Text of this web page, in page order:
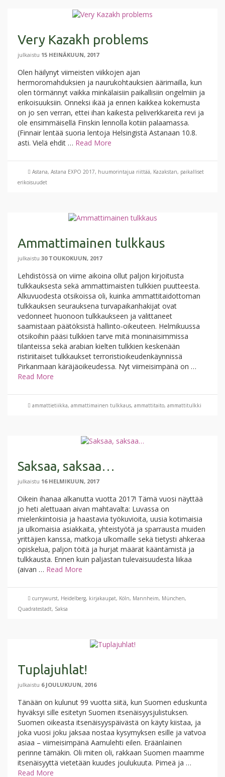
Very Kazakh problems
julkaistu 15 HEINÄKUUN, 2017
Olen häilynyt viimeisten viikkojen ajan
hermoromahduksien ja naurukohtauksien äärimailla, kun
olen törmännyt vaikka minkälaisiin paikallisiin ongelmiin ja
erikoisuuksiin. Onneksi ikää ja ennen kaikkea kokemusta
on jo sen verran, ettei ihan kaikesta peliverkkareita revi ja
ole ensimmäisellä Finskin lennolla kotiin palaamassa.
(Finnair lentää suoria lentoja Helsingistä Astanaan 10.8.
asti. Vielä ehdit … Read More
Astana, Astana EXPO 2017, huumorintajua riittää, Kazakstan, paikalliset
erikoisuudet
Ammattimainen tulkkaus
julkaistu 30 TOUKOKUUN, 2017
Lehdistössä on viime aikoina ollut paljon kirjoitusta
tulkkauksesta sekä ammattimaisten tulkkien puutteesta.
Alkuvuodesta otsikoissa oli, kuinka ammattitaidottoman
tulkkauksen seurauksena turvapaikanhakijat ovat
vedonneet huonoon tulkkaukseen ja valittaneet
saamistaan päätöksistä hallinto-oikeuteen. Helmikuussa
otsikoihin pääsi tulkkien tarve mitä moninaisimmissa
tilanteissa sekä arabian kielten tulkkien keskenään
ristiriitaiset tulkkaukset terroristioikeudenkäynnissä
Pirkanmaan käräjäoikeudessa. Nyt viimeisimpänä on …
Read More
ammattietiikka, ammattimainen tulkkaus, ammattitaito, ammattitulkki
Saksaa, saksaa…
julkaistu 16 HELMIKUUN, 2017
Oikein ihanaa alkanutta vuotta 2017! Tämä vuosi näyttää
jo heti alettuaan aivan mahtavalta: Luvassa on
mielenkiintoisia ja haastavia työkuvioita, uusia kotimaisia
ja ulkomaisia asiakkaita, yhteistyötä ja sparrausta muiden
yrittäjien kanssa, matkoja ulkomaille sekä tietysti ahkeraa
opiskelua, paljon töitä ja hurjat määrät kääntämistä ja
tulkkausta. Ennen kuin paljastan tulevaisuudesta liikaa
(aivan … Read More
currywurst, Heidelberg, kirjakaupat, Köln, Mannheim, München,
Quadratestadt, Saksa
Tuplajuhlat!
julkaistu 6 JOULUKUUN, 2016
Tänään on kulunut 99 vuotta siitä, kun Suomen eduskunta
hyväksyi sille esitetyn Suomen itsenäisyysjulistuksen.
Suomen oikeasta itsenäisyyspäivästä on käyty kiistaa, ja
joka vuosi joku jaksaa nostaa kysymyksen esille ja vatvoa
asiaa – viimeisimpänä Aamulehti eilen. Eräänlainen
perinne tämäkin. Oli miten oli, rakkaan Suomen maamme
itsenäisyyttä vietetään kuudes joulukuuta. Pimeä ja …
Read More